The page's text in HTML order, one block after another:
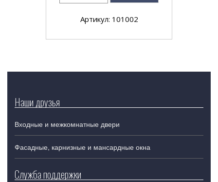
Артикул: 101002
Наши друзья
Входные и межкомнатные двери
Фасадные, карнизные и мансардные окна
Служба поддержки